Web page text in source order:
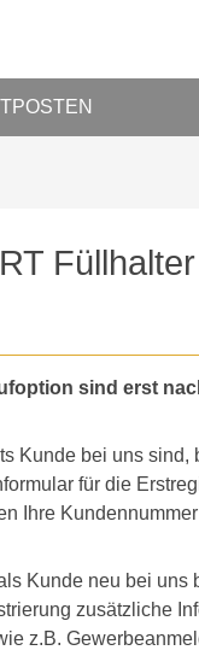
sind erst
Kunde bei uns sind,
für die
Ihre
Kunde neu bei uns
zusätzliche
z.B.